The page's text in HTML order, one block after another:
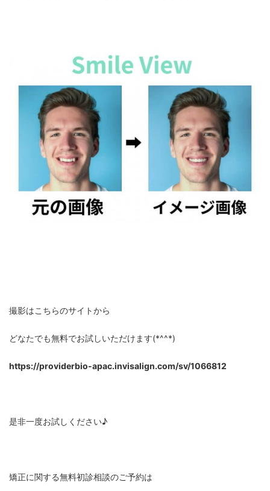
撮影はこちらのサイトから
どなたでも無料でお試しいただけます(*^^*)
https://providerbio-apac.invisalign.com/sv/1066812
是非一度お試しください♪
矯正に関する無料初診相談のご予約は